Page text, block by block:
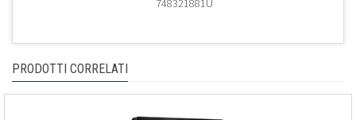
748321881U
PRODOTTI CORRELATI